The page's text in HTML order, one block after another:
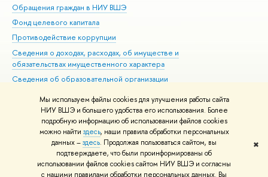
Мы используем файлы cookies для улучшения работы сайта
НИУ ВШЭ и большего удобства его использования. Более
подробную информацию об использовании файлов cookies
можно найти здесь, наши правила обработки персональных
данных –здесь. Продолжая пользоваться сайтом, вы
подтверждаете, что были проинформированы об
использовании файлов cookies сайтом НИУ ВШЭ и согласны
с нашими правилами обработки персональных данных. Вы
✖
Обращения граждан в НИУ ВШЭ
Фонд целевого капитала
Противодействие коррупции
Сведения о доходах, расходах, об имуществе и
обязательствах имущественного характера
Сведения об образовательной организации
Людям с ограниченными возможностями здоровья
Единая платежная страница
Работа в Вышке
© НИУ ВШЭ 1993–2026 Адреса и контакты Условия использования